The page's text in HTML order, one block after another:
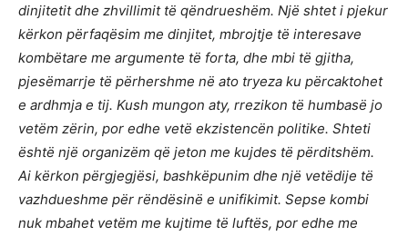
dinjitetit dhe zhvillimit të qëndrueshëm. Një shtet i pjekur
kërkon përfaqësim me dinjitet, mbrojtje të interesave
kombëtare me argumente të forta, dhe mbi të gjitha,
pjesëmarrje të përhershme në ato tryeza ku përcaktohet
e ardhmja e tij. Kush mungon aty, rrezikon të humbasë jo
vetëm zërin, por edhe vetë ekzistencën politike. Shteti
është një organizëm që jeton me kujdes të përditshëm.
Ai kërkon përgjegjësi, bashkëpunim dhe një vetëdije të
vazhdueshme për rëndësinë e unifikimit. Sepse kombi
nuk mbahet vetëm me kujtime të luftës, por edhe me